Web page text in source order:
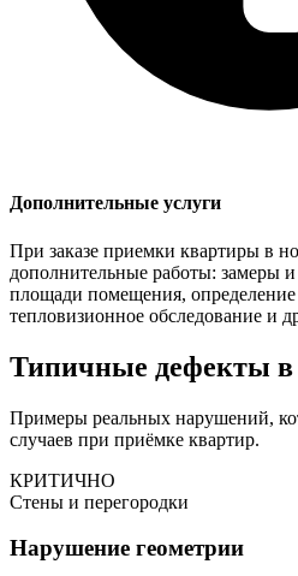
Дополнительные услуги
При заказе приемки квартиры в
дополнительные работы: замеры и
площади помещения,
тепловизионное обследование и
Типичные дефекты в
Примеры реальных нарушений,
случаев при приёмке квартир.
КРИТИЧНО
Стены и перегородки
Нарушение геометрии